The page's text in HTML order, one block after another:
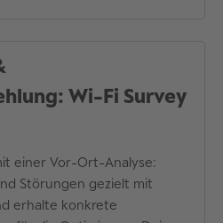
Wi-Fi Survey
einer Vor-Ort-Analyse:
Störungen gezielt mit
erhalte konkrete